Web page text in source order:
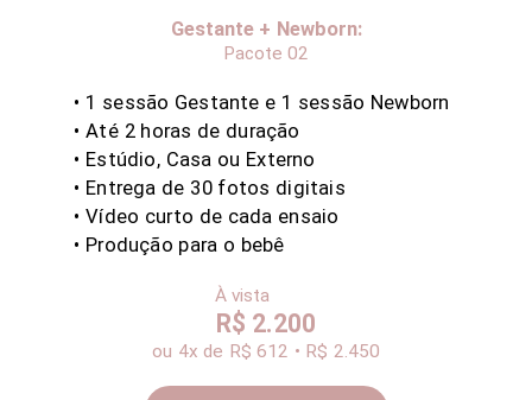
Gestante + Newborn:
Pacote 02
• 1 sessão Gestante e 1 sessão Newborn
• Até 2horas de duração
• Estúdio, Casa ou Externo
• Entrega de 30 fotos digitais
•Vídeo curto de cada ensaio
• Produção para o bebê
À vista
R$ 2.200
ou 4x de R$ 612 • R$ 2.450